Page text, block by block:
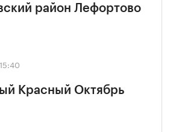
район Лефортово
Красный Октябрь